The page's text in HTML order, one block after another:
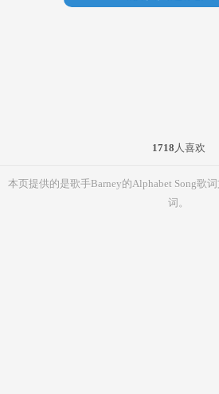
1718 人喜欢
本页提供的是歌手Barney的Alphabet Song歌
词。